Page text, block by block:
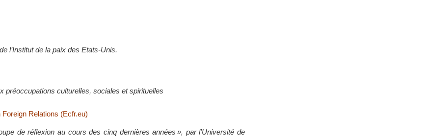
l’Institut de la paix des Etats-Unis.
préoccupations culturelles, sociales et spirituelles
Relations (Ecfr.eu)
de réflexion au cours des cinq dernières années », par l’Université de